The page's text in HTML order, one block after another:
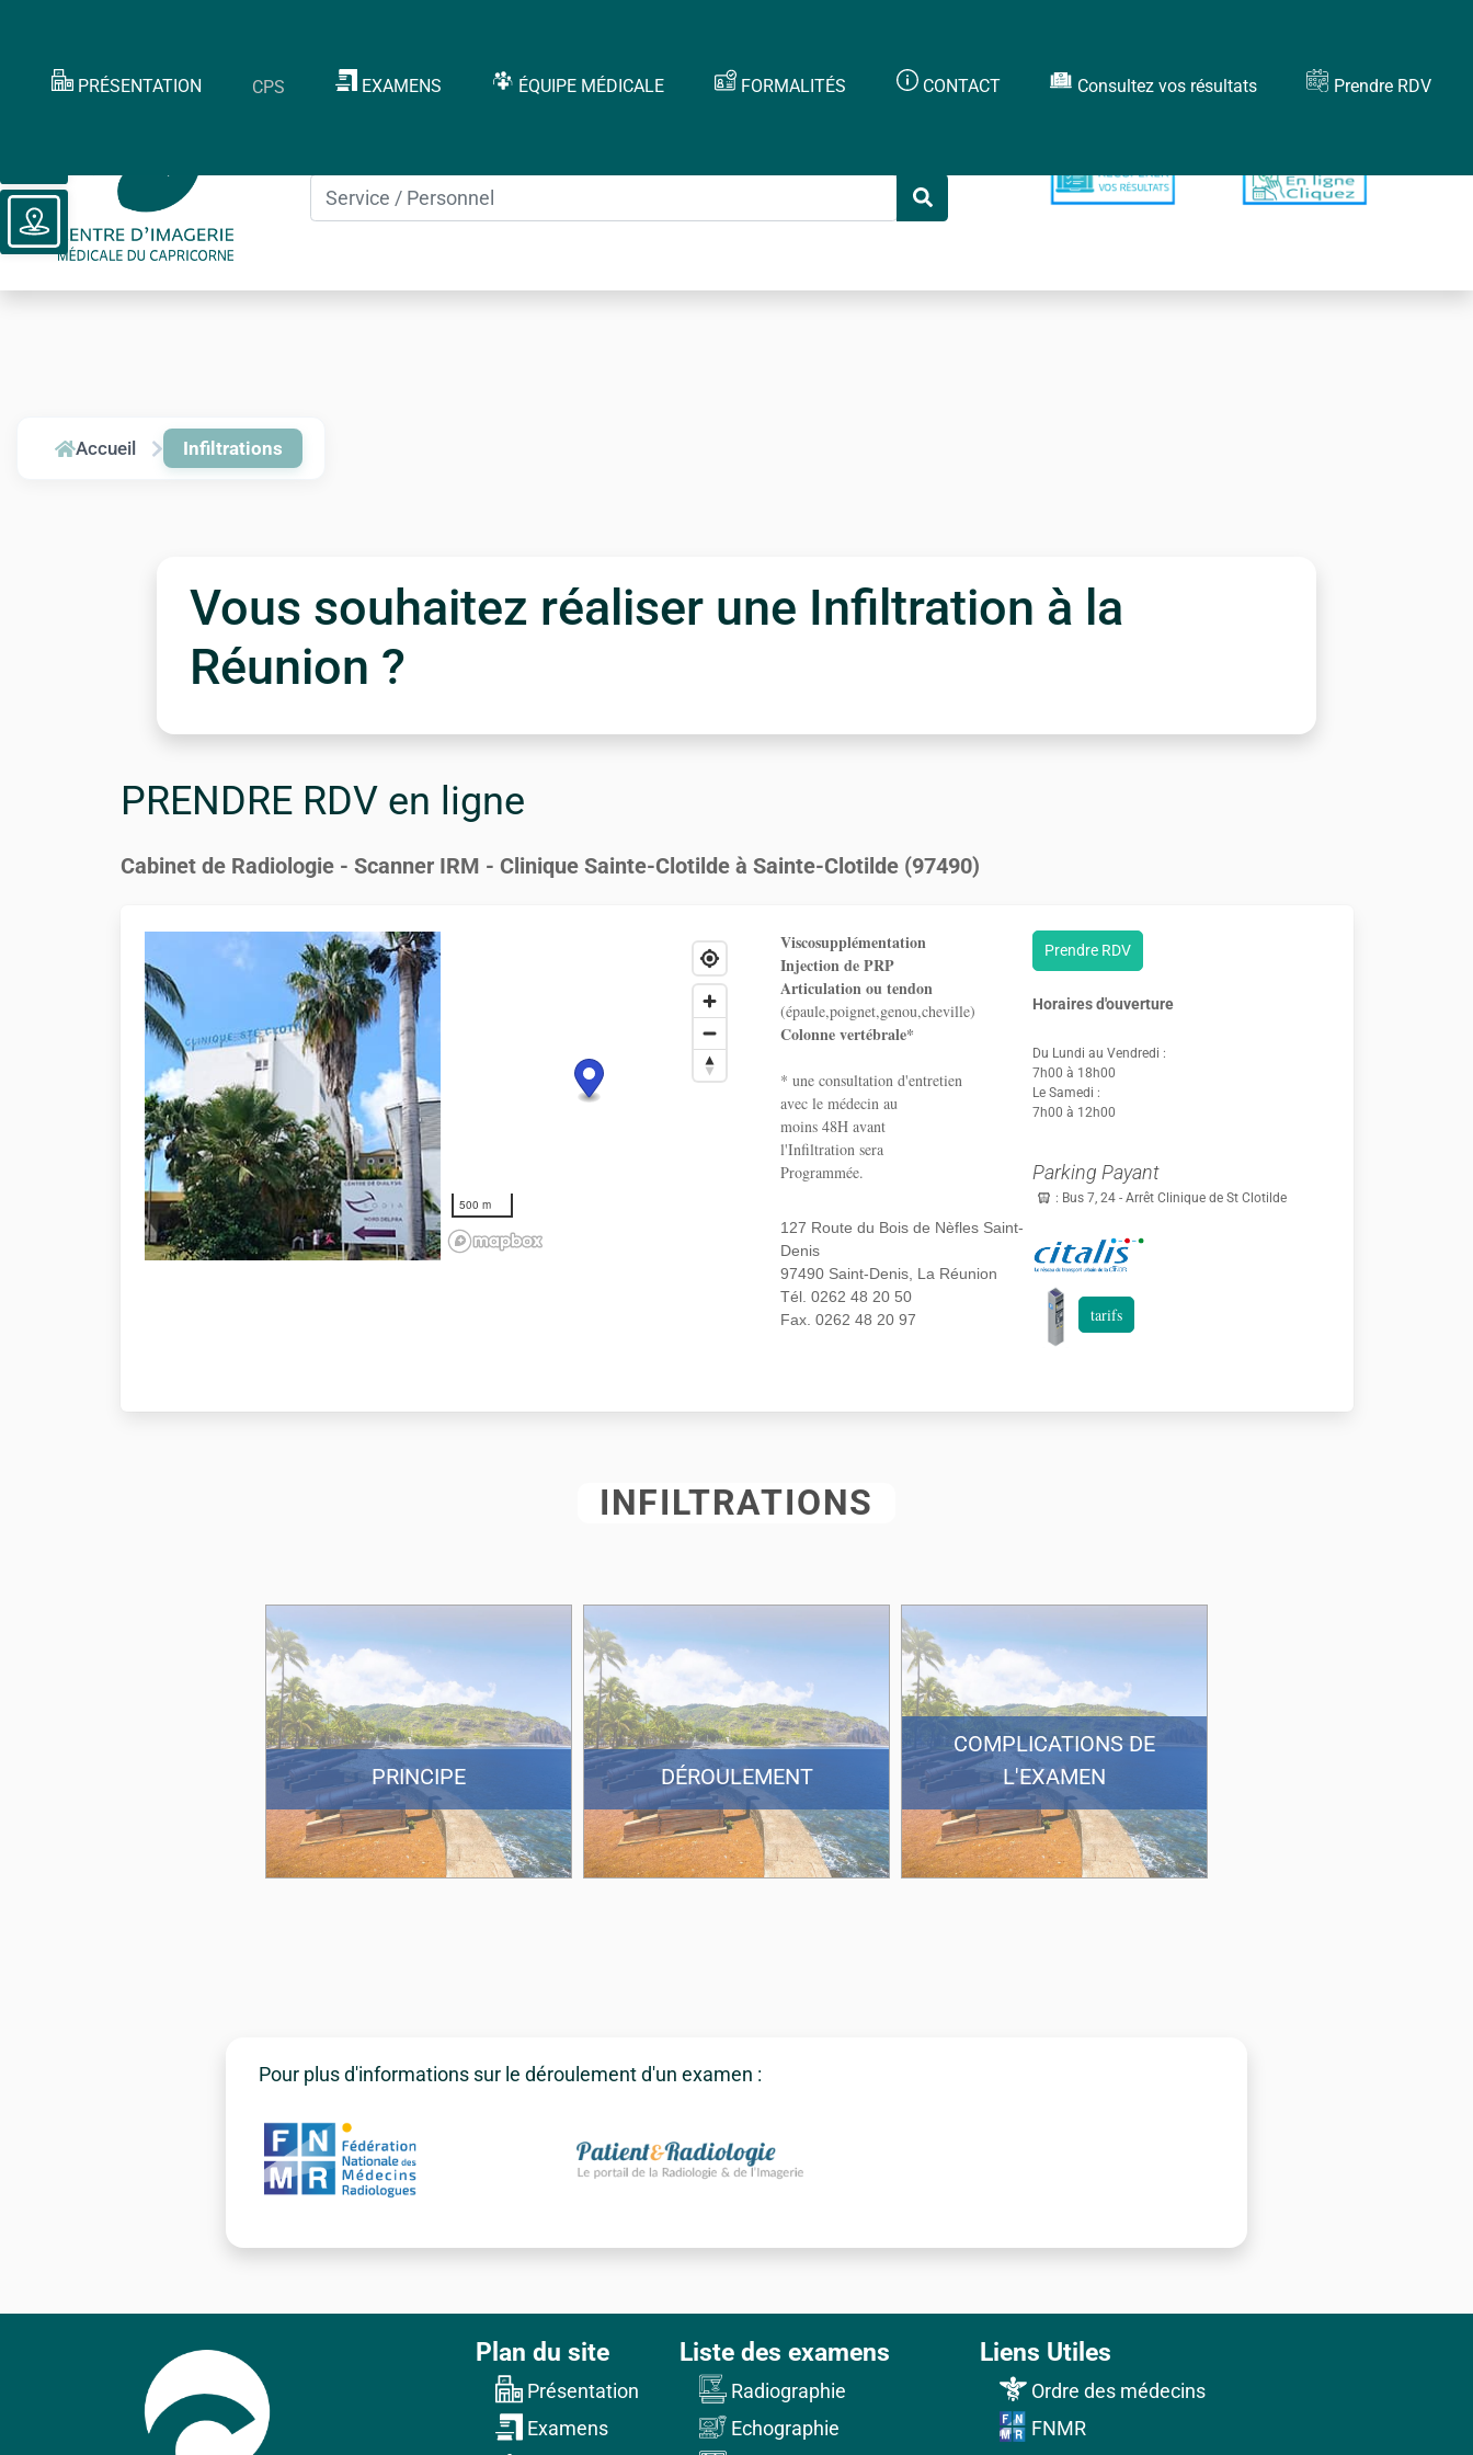
PRÉSENTATION CPS EXAMENS ÉQUIPE MÉDICALE FORMALITÉS CONTACT Consultez vos résultats Prendre RDV
Accueil Infiltrations
Vous souhaitez réaliser une Infiltration à la
Réunion ?
PRENDRE RDV en ligne
Cabinet de Radiologie - Scanner IRM - Clinique Sainte-Clotilde à Sainte-Clotilde (97490)
500 m
Viscosupplémentation
Injection de PRP
Articulation ou tendon
(épaule,poignet,genou,cheville)
Colonne vertébrale*
* une consultation d'entretien
avec le médecin au
moins 48H avant
l'Infiltration sera
Programmée.
127 Route du Bois de Nèfles Saint-
Denis
97490 Saint-Denis, La Réunion
Tél. 0262 48 20 50
Fax. 0262 48 20 97
Prendre RDV
Horaires d'ouverture
Du Lundi au Vendredi :
7h00 à 18h00
Le Samedi :
7h00 à 12h00
Parking Payant
: Bus 7, 24 - Arrêt Clinique de St Clotilde
tarifs
INFILTRATIONS
PRINCIPE DÉROULEMENT
COMPLICATIONS DE
L'EXAMEN
Pour plus d'informations sur le déroulement d'un examen :
Plan du site
Présentation
Examens
Liste des examens
Radiographie
Echographie
Liens Utiles
Ordre des médecins
FNMR